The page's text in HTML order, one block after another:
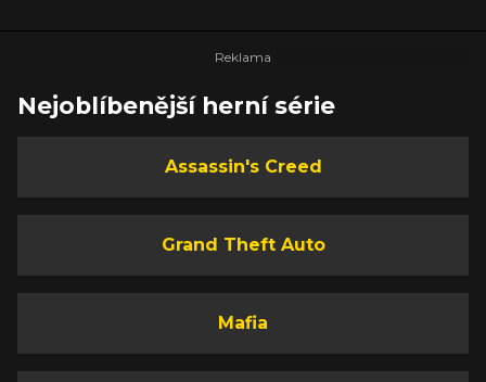
Nejoblíbenější herní série
Assassin's Creed
Grand Theft Auto
Mafia